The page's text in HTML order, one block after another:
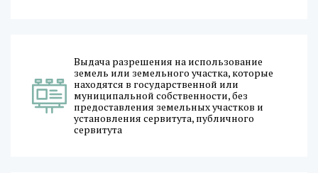
Выдача разрешения на использование
земель или земельного участка, которые
находятся в государственной или
муниципальной собственности, без
предоставления земельных участков и
установления сервитута, публичного
сервитута